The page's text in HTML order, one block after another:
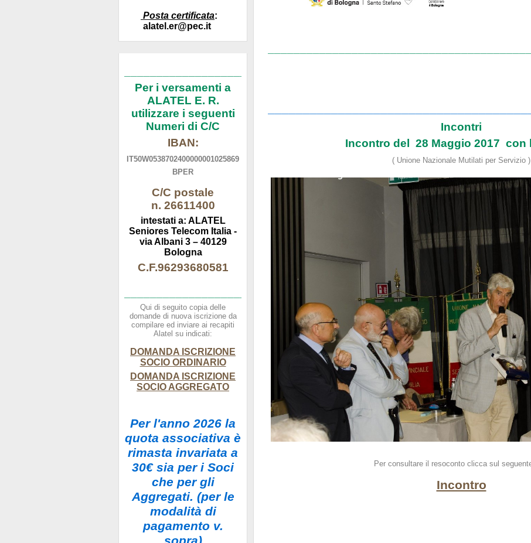
Posta certificata:
alatel.er@pec.it
Per i versamenti a
ALATEL E. R.
utilizzare i seguenti
Numeri di C/C
IBAN:
IT50W0538702400000001025869
BPER
C/C postale
n. 26611400
intestati a: ALATEL
Seniores Telecom Italia -
via Albani 3 – 40129
Bologna
C.F.96293680581
Qui di seguito copia delle
domande di nuova iscrizione da
compilare ed inviare ai recapiti
Alatel su indicati:
DOMANDA ISCRIZIONE
SOCIO ORDINARIO
DOMANDA ISCRIZIONE
SOCIO AGGREGATO
Per l'anno 2026 la
quota associativa è
rimasta invariata a
30€ sia per i Soci
che per gli
Aggregati. (per le
modalità di
pagamento v.
Incontri
Incontro del 28 Maggio 2017 con
( Unione Nazionale Mutilati per Servizio )
Per consultare il resoconto clicca sul
Incontro